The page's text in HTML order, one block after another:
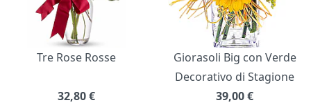
Tre Rose Rosse
32,80€
Giorasoli Big con Verde
Decorativo di Stagione
39,00€